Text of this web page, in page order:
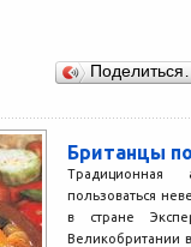
Британцы
Традиционная
пользоваться
в стране
Великобритании